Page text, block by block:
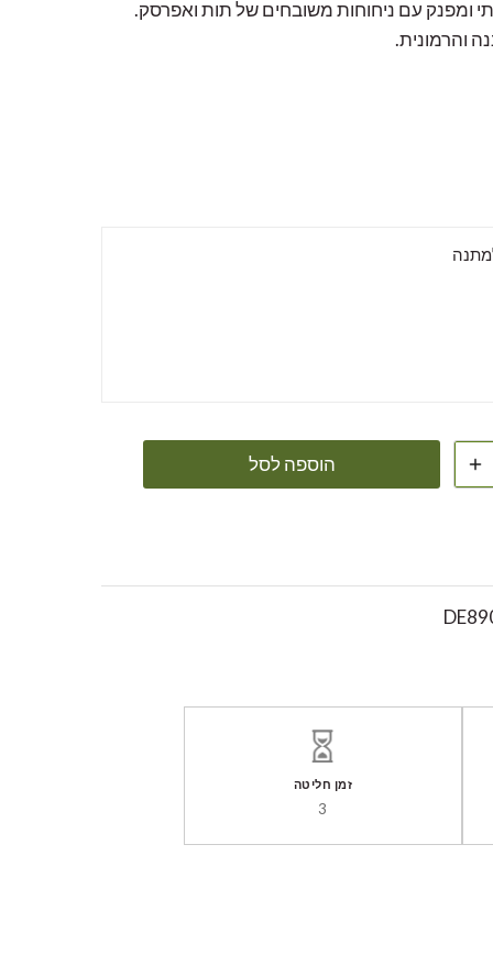
ומפנק עם ניחוחות משובחים של תות ואפרסק.
והרמונית.
הוספה לסל
זמן חליטה
3